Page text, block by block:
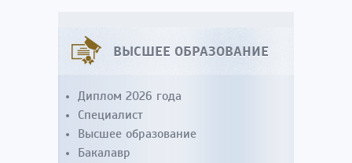
ВЫСШЕЕ ОБРАЗОВАНИЕ
Диплом 2026 года
Специалист
Высшее образование
Бакалавр